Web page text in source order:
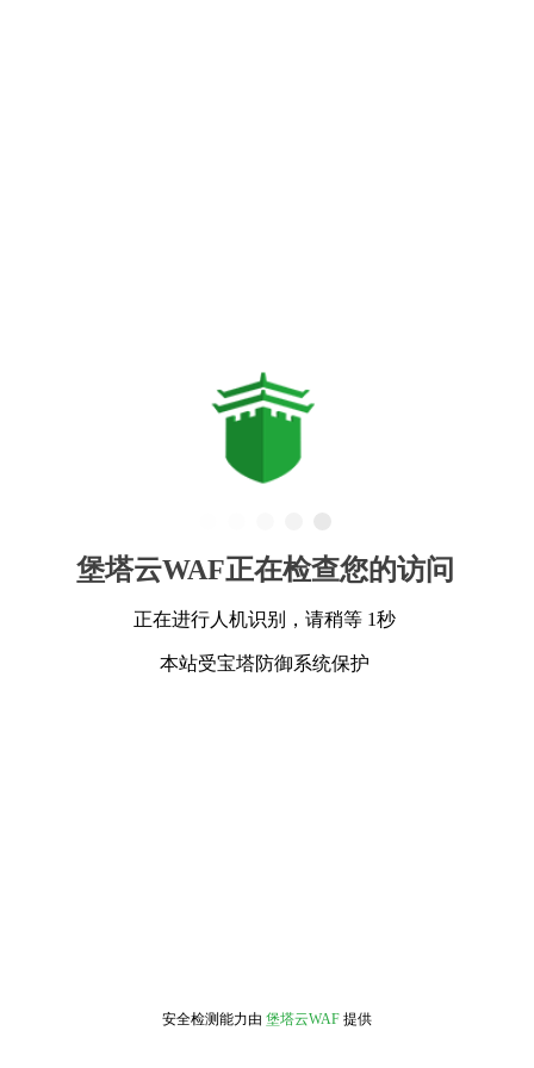
堡塔云WAF正在检查您的访问
正在进行人机识别，请稍等 1秒
本站受宝塔防御系统保护
安全检测能力由 堡塔云WAF 提供